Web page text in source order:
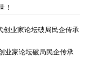
！
业家论坛破局民企传承